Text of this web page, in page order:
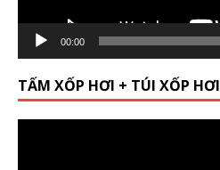
00:00
TẤM XỐP HƠI + TÚI XỐP HƠI